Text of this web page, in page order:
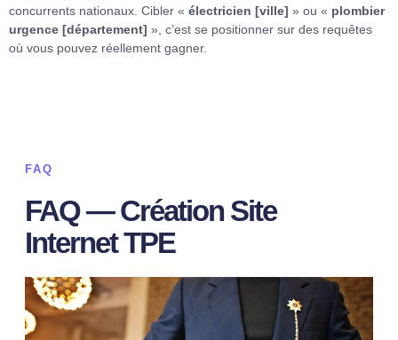
concurrents nationaux. Cibler « électricien [ville] » ou « plombier
urgence [département] », c’est se positionner sur des requêtes
où vous pouvez réellement gagner.
FAQ
FAQ — Création Site
Internet TPE